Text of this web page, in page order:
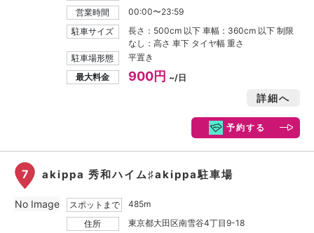
営業時間
00:00〜23:59
駐車サイズ
長さ：500cm 以下 車幅：360cm 以下 制限
なし：高さ 車下 タイヤ幅 重さ
駐車場形態
平置き
最大料金
900円 ~/日
詳細へ
予約する
7 akippa 秀和ハイム♯akippa駐車場
スポットまで
485m
住所
東京都大田区南雪谷4丁目9-18
No Image